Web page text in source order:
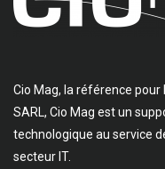
Cio Mag, la référence pour
SARL, Cio Mag est un
technologique au service
secteur IT.